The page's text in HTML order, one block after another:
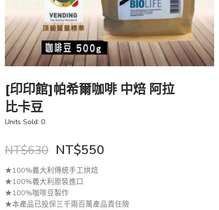
[印印館]帕希爾咖啡 中焙 阿拉
比卡豆
Units Sold: 0
NT$630 NT$550
★100%義大利傳統手工烘焙
★100%義大利原裝進口
★100%咖啡豆製作
★本產品已投保三千兩百萬產品責任險